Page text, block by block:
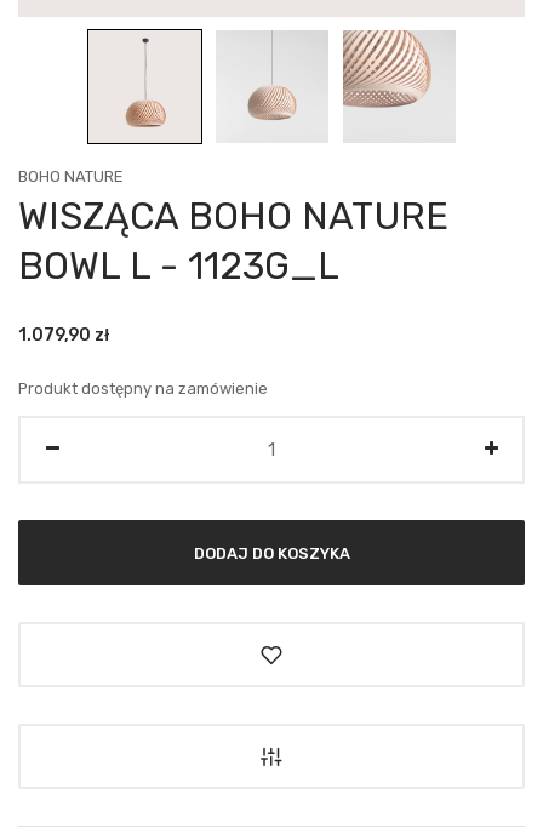
BOHO NATURE
WISZĄCA BOHO NATURE
BOWL L - 1123G_L
1.079,90 zł
Produkt dostępny na zamówienie
DODAJ DO KOSZYKA